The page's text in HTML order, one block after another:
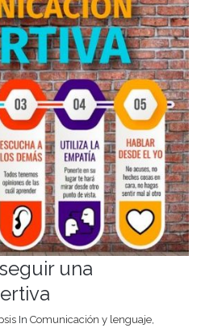
una
In Comunicación y lenguaje,